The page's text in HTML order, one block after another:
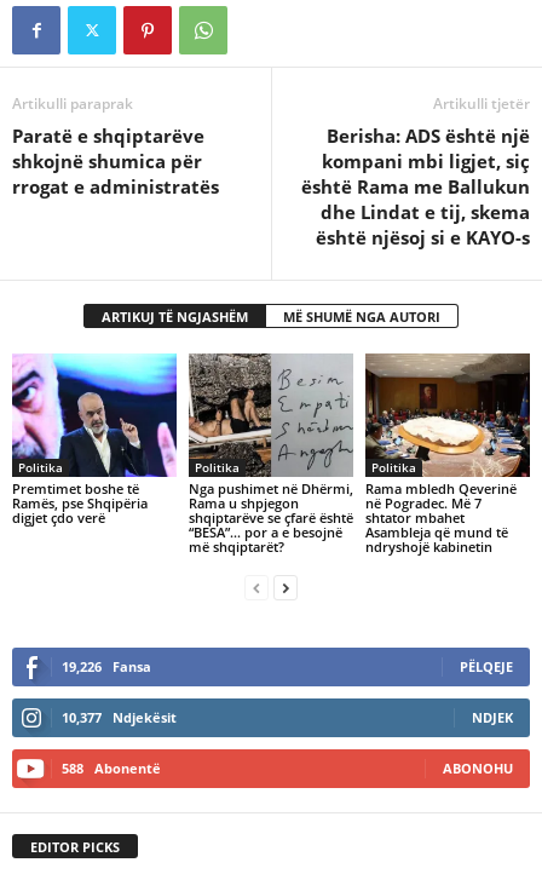
Artikulli paraprak
Paratë e shqiptarëve
shkojnë shumica për
rrogat e administratës
Artikulli tjetër
Berisha: ADS është një
kompani mbi ligjet, siç
është Rama me Ballukun
dhe Lindat e tij, skema
është njësoj si e KAYO-s
ARTIKUJ TË NGJASHËM MË SHUMË NGA AUTORI
Politika
Premtimet boshe të
Ramës, pse Shqipëria
digjet çdo verë
Politika
Nga pushimet në Dhërmi,
Rama u shpjegon
shqiptarëve se çfarë është
“BESA”… por a e besojnë
më shqiptarët?
Politika
Rama mbledh Qeverinë
në Pogradec. Më 7
shtator mbahet
Asambleja që mund të
ndryshojë kabinetin
19,226 Fansa PËLQEJE
10,377 Ndjekësit NDJEK
588 Abonentë ABONOHU
EDITOR PICKS